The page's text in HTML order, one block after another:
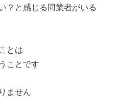
？と感じる同業者がいる
とは
ことです
ません